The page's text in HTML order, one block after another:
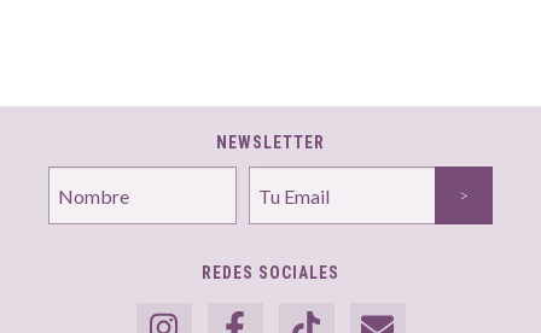
NEWSLETTER
REDES SOCIALES